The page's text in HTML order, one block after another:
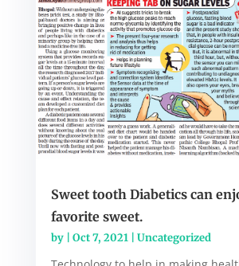
Sweet tooth Diabetics can
favorite sweet.
by Oct 7, 2021| Uncategorized